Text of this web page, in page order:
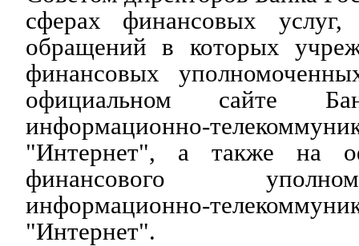
сферах финансовых услуг,
обращений в которых
финансовых
официальном сайте
информационно-
"Интернет", а также на
финансового
информационно-
"Интернет".